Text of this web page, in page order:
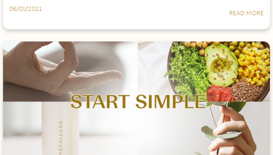
06/01/2021
READ MORE